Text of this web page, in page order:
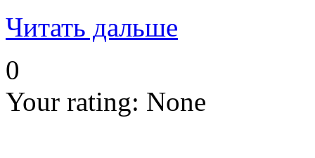
Читать дальше
0
Your rating: None